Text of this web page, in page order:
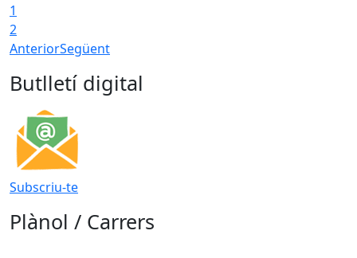
1
2
AnteriorSegüent
Butlletí digital
Subscriu-te
Plànol / Carrers